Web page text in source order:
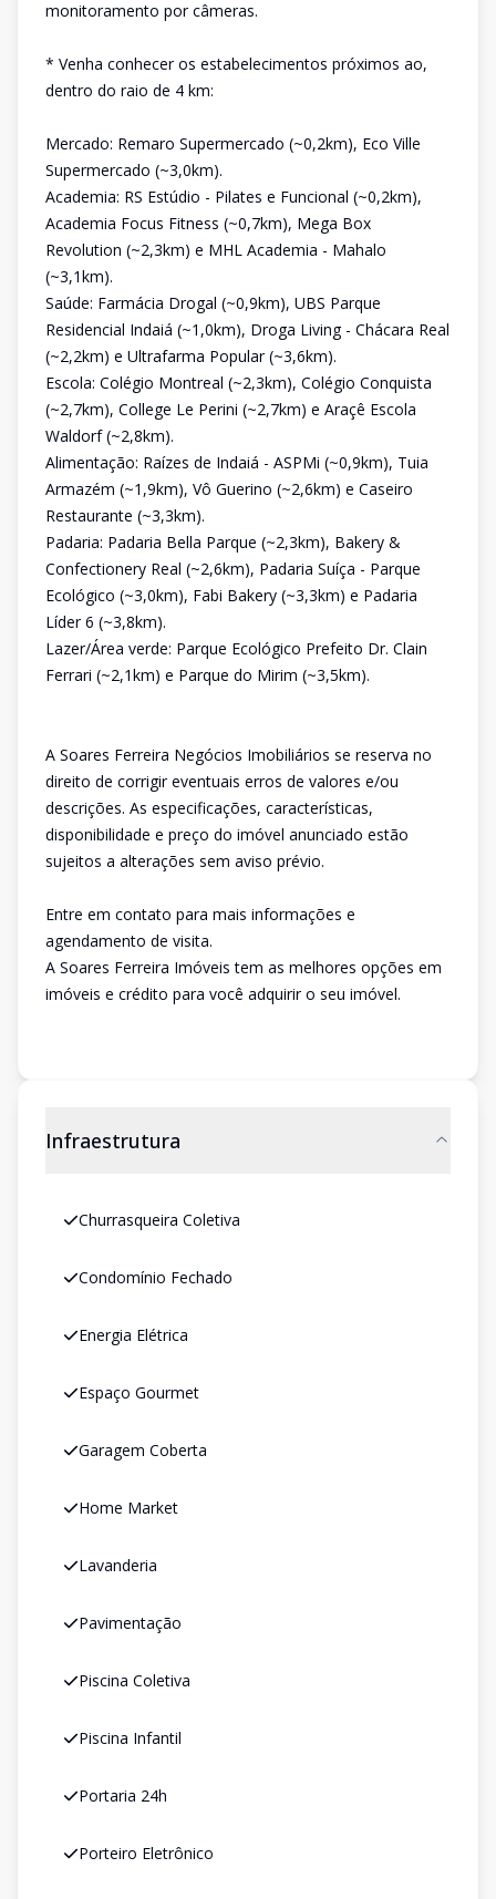
monitoramento por câmeras.
* Venha conhecer os estabelecimentos próximos ao,
dentro do raio de 4 km:
Mercado: Remaro Supermercado (~0,2km), Eco Ville
Supermercado (~3,0km).
Academia: RS Estúdio - Pilates e Funcional (~0,2km),
Academia Focus Fitness (~0,7km), Mega Box
Revolution (~2,3km) e MHL Academia - Mahalo
(~3,1km).
Saúde: Farmácia Drogal (~0,9km), UBS Parque
Residencial Indaiá (~1,0km), Droga Living - Chácara Real
(~2,2km) e Ultrafarma Popular (~3,6km).
Escola: Colégio Montreal (~2,3km), Colégio Conquista
(~2,7km), College Le Perini (~2,7km) e Araçê Escola
Waldorf (~2,8km).
Alimentação: Raízes de Indaiá - ASPMi (~0,9km), Tuia
Armazém (~1,9km), Vô Guerino (~2,6km) e Caseiro
Restaurante (~3,3km).
Padaria: Padaria Bella Parque (~2,3km), Bakery &
Confectionery Real (~2,6km), Padaria Suíça - Parque
Ecológico (~3,0km), Fabi Bakery (~3,3km) e Padaria
Líder 6 (~3,8km).
Lazer/Área verde: Parque Ecológico Prefeito Dr. Clain
Ferrari (~2,1km) e Parque do Mirim (~3,5km).
A Soares Ferreira Negócios Imobiliários se reserva no
direito de corrigir eventuais erros de valores e/ou
descrições. As especificações, características,
disponibilidade e preço do imóvel anunciado estão
sujeitos a alterações sem aviso prévio.
Entre em contato para mais informações e
agendamento de visita.
A Soares Ferreira Imóveis tem as melhores opções em
imóveis e crédito para você adquirir o seu imóvel.
Infraestrutura
Churrasqueira Coletiva
Condomínio Fechado
Energia Elétrica
Espaço Gourmet
Garagem Coberta
Home Market
Lavanderia
Pavimentação
Piscina Coletiva
Piscina Infantil
Portaria 24h
Porteiro Eletrônico